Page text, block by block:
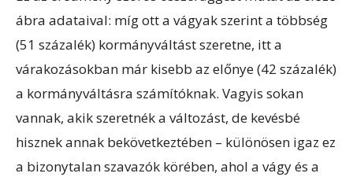
ábra adataival: míg ott a vágyak szerint a többség
(51 százalék) kormányváltást szeretne, itt a
várakozásokban már kisebb az előnye (42 százalék)
a kormányváltásra számítóknak. Vagyis sokan
vannak, akik szeretnék a változást, de kevésbé
hisznek annak bekövetkeztében – különösen igaz ez
a bizonytalan szavazók körében, ahol a vágy és a